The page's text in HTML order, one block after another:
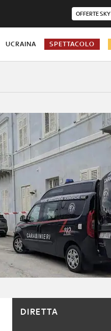
OFFERTE SKY
UCRAINA SPETTACOLO
DIRETTA